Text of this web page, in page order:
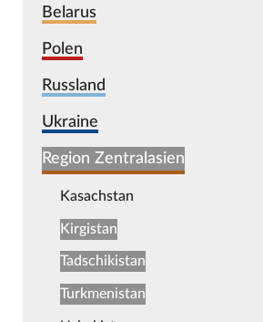
Belarus
Polen
Russland
Ukraine
Region Zentralasien
Kasachstan
Kirgistan
Tadschikistan
Turkmenistan